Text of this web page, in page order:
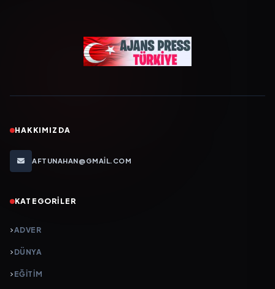
HAKKIMIZDA
AFTUNAHAN@GMAIL.COM
KATEGORILER
ADVER
DÜNYA
EĞİTİM